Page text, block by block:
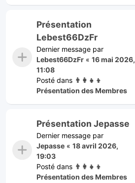
Présentation
Lebest66DzFr
Dernier message par
Lebest66DzFr « 16 mai 2026,
11:08
Posté dans 👨‍👩‍👧‍👦
Présentation des Membres
Présentation Jepasse
Dernier message par
Jepasse « 18 avril 2026,
19:03
Posté dans 👨‍👩‍👧‍👦
Présentation des Membres